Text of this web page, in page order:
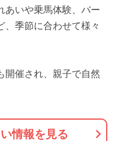
あいや乗馬体験、バー
、季節に合わせて様々
開催され、親子で自然
情報を見る